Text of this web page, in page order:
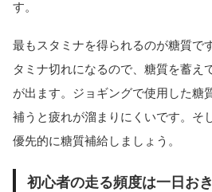
す。
最もスタミナを得られるのが糖質で
タミナ切れになるので、糖質を蓄え
が出ます。ジョギングで使用した糖
補うと疲れが溜まりにくいです。そ
優先的に糖質補給しましょう。
初心者の走る頻度は一日お